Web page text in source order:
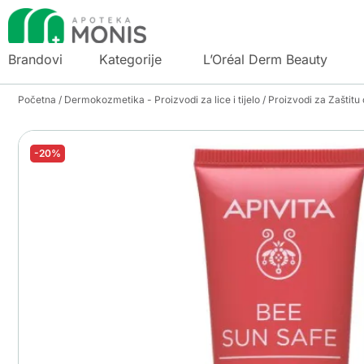
Brandovi Kategorije L’Oréal Derm Beauty
Početna / Dermokozmetika - Proizvodi za lice i tijelo / Proizvodi za Zaštitu
-20%